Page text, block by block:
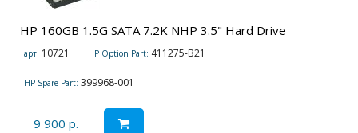
HP 160GB 1.5G SATA 7.2K NHP 3.5" Hard Drive
арт. 10721 HP Option Part: 411275-B21
HP Spare Part: 399968-001
9 900 р.